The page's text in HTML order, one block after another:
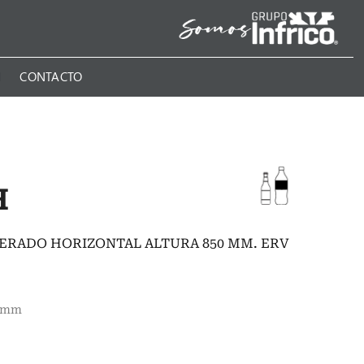
CONTACTO
HORIZONTAL ALTURA 850 MM. ERV